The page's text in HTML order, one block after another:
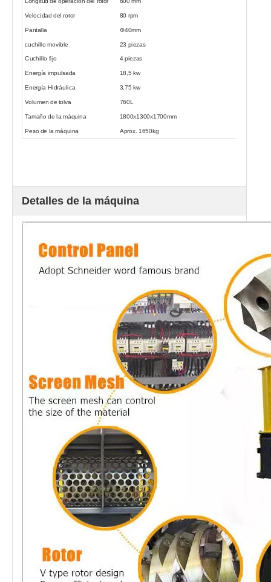
Velocidad del rotor 80 rpm
Pantalla Φ40mm
cuchillo movible 23 piezas
Cuchillo fijo 4 piezas
Energía impulsada 18,5 kw
Energía Hidráulica 3,75 kw
Volumen de tolva 760L
Tamaño de la máquina 1800x1300x1700mm
Peso de la máquina Aprox. 1650kg
Detalles de la máquina